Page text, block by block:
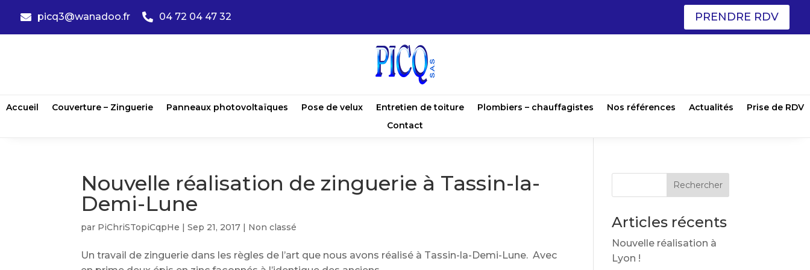
 picq3@wanadoo.fr  04 72 04 47 32 PRENDRE RDV
Accueil Couverture – Zinguerie Panneaux photovoltaïques Pose de velux Entretien de toiture Plombiers – chauffagistes Nos références Actualités
Prise de RDV
Contact
Nouvelle réalisation de zinguerie à Tassin-la-
Demi-Lune
par PiChriSTopiCqpHe |Sep 21, 2017 | Non classé
Un travail de zinguerie dans les règles de l’art que nous avons réalisé à Tassin-la-Demi-Lune. Avec
Articles récents
Nouvelle réalisation à
Lyon !